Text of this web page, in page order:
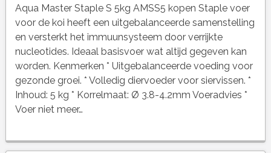
Aqua Master Staple S 5kg AMSS5 kopen Staple voer
voor de koi heeft een uitgebalanceerde samenstelling
en versterkt het immuunsysteem door verrijkte
nucleotides. Ideaal basisvoer wat altijd gegeven kan
worden. Kenmerken * Uitgebalanceerde voeding voor
gezonde groei. * Volledig diervoeder voor siervissen. *
Inhoud: 5 kg * Korrelmaat: Ø 3.8-4.2mm Voeradvies *
Voer niet meer…